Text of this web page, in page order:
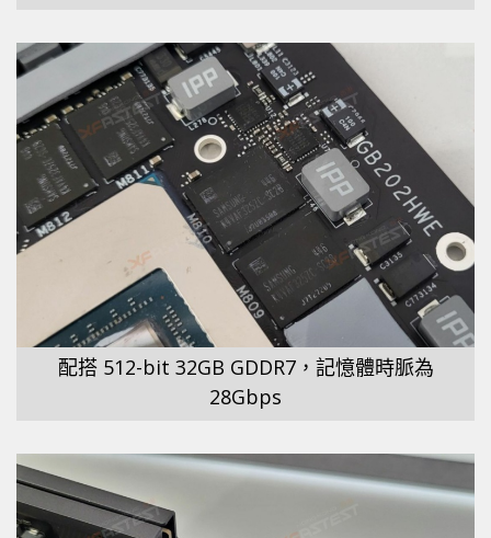
配搭 512-bit 32GB GDDR7，記憶體時脈為
28Gbps